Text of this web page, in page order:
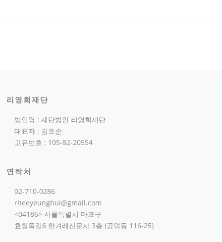
리영희재단
법인명 : 재단법인 리영희재단
대표자 : 김효순
고유번호 : 105-82-20554
연락처
02-710-0286
rheeyeunghui@gmail.com
<04186> 서울특별시 마포구
효창목길6 한겨레신문사 3층 (공덕동 116-25)